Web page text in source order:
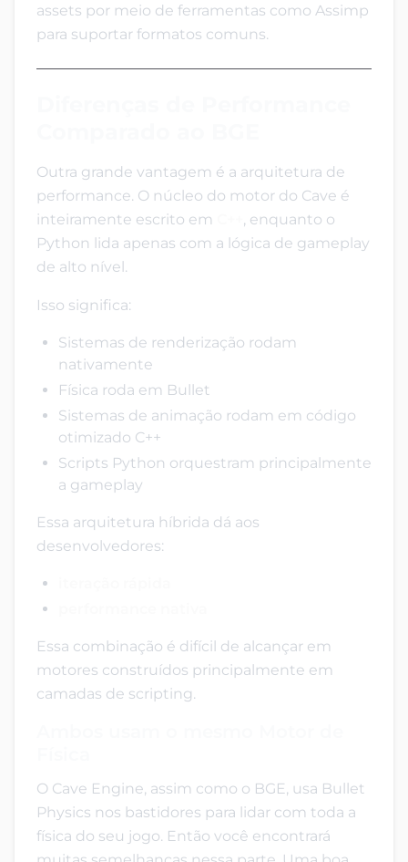
assets por meio de ferramentas como Assimp
para suportar formatos comuns.
Outra grande vantagem é a arquitetura de
performance. O núcleo do motor do Cave é
inteiramente escrito em
, enquanto o
Python lida apenas com a lógica de gameplay
de alto nível.
Isso significa:
Sistemas de renderização rodam
nativamente
Física roda em Bullet
Sistemas de animação rodam em código
otimizado C++
Scripts Python orquestram principalmente
a gameplay
Essa arquitetura híbrida dá aos
desenvolvedores:
Essa combinação é difícil de alcançar em
motores construídos principalmente em
camadas de scripting.
O Cave Engine, assim como o BGE, usa Bullet
Physics nos bastidores para lidar com toda a
física do seu jogo. Então você encontrará